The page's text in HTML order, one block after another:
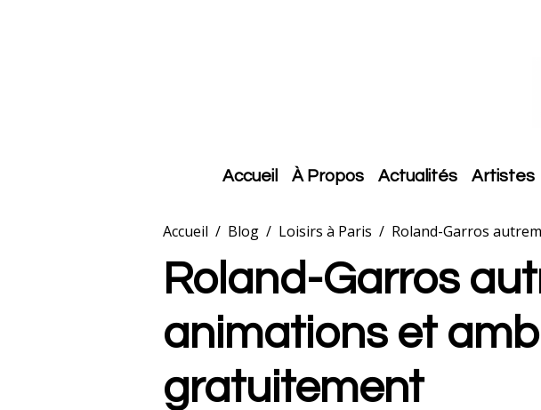
Accueil À Propos Actualités Artistes
Accueil Blog Loisirs à Paris Roland-Garros
Roland-Garros
animations et
gratuitement